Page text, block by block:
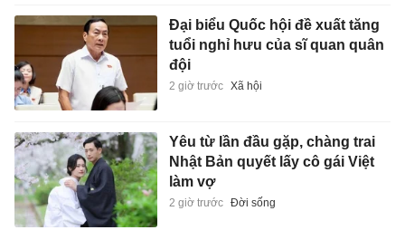
Đại biểu Quốc hội đề xuất tăng
tuổi nghỉ hưu của sĩ quan quân
đội
2 giờ trước Xã hội
Yêu từ lần đầu gặp, chàng trai
Nhật Bản quyết lấy cô gái Việt
làm vợ
2 giờ trước Đời sống